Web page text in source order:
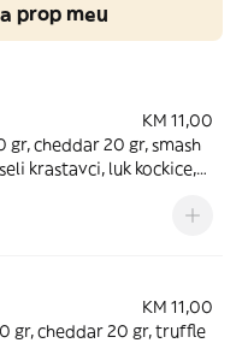
prop meu
KM 11,00
cheddar 20 gr, smash
krastavci, luk kockice,
KM 11,00
gr, cheddar 20 gr, truffle